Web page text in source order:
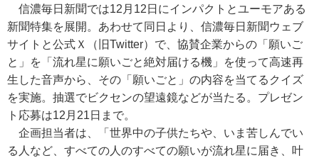
信濃毎日新聞では12月12日にインパクトとユーモアある
新聞特集を展開。あわせて同日より、信濃毎日新聞ウェブ
サイトと公式Ｘ（旧Twitter）で、協賛企業からの「願いご
と」を「流れ星に願いごと絶対届ける機」を使って高速再
生した音声から、その「願いごと」の内容を当てるクイズ
を実施。抽選でビクセンの望遠鏡などが当たる。プレゼン
ト応募は12月21日まで。
企画担当者は、「世界中の子供たちや、いま苦しんでい
る人など、すべての人のすべての願いが流れ星に届き、叶